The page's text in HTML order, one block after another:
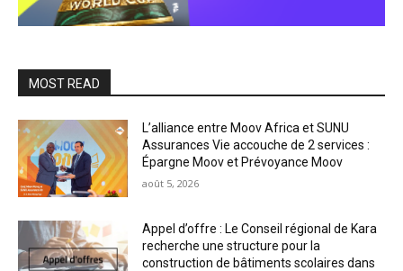
MOST READ
L’alliance entre Moov Africa et SUNU
Assurances Vie accouche de 2 services :
Épargne Moov et Prévoyance Moov
août 5, 2026
Appel d’offre : Le Conseil régional de Kara
recherche une structure pour la
construction de bâtiments scolaires dans